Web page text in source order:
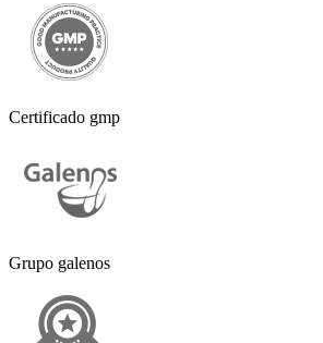
Certificado gmp
Grupo galenos